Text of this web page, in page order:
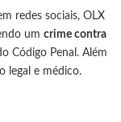
redes sociais, OLX
um crime contra
Código Penal. Além
legal e médico.